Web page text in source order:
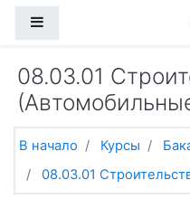
08.03.01
В начало Курсы
08.03.01